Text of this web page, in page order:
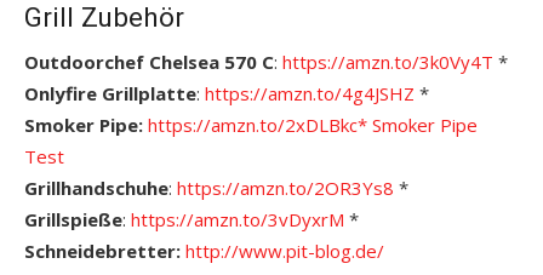
Grill Zubehör
Outdoorchef Chelsea 570 C: https://amzn.to/3k0Vy4T *
Onlyfire Grillplatte: https://amzn.to/4g4JSHZ *
Smoker Pipe: https://amzn.to/2xDLBkc* Smoker Pipe
Test
Grillhandschuhe: https://amzn.to/2OR3Ys8 *
Grillspieße: https://amzn.to/3vDyxrM *
Schneidebretter: http://www.pit-blog.de/